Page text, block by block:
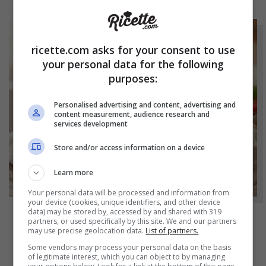
NOTIZIE
Hamburger di prosciutto cotto fatti in casa:
molto più genuini e soprattutto molto più
ricette.com asks for your consent to use
your personal data for the following
purposes:
Personalised advertising and content, advertising and
content measurement, audience research and
services development
Store and/or access information on a device
Learn more
Your personal data will be processed and information from
your device (cookies, unique identifiers, and other device
data) may be stored by, accessed by and shared with 319
partners, or used specifically by this site. We and our partners
may use precise geolocation data. List of partners.
Some vendors may process your personal data on the basis
of legitimate interest, which you can object to by managing